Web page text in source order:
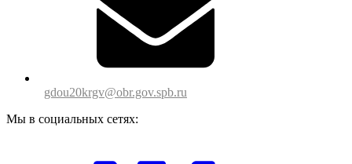
gdou20krgv@obr.gov.spb.ru
Мы в социальных сетях: